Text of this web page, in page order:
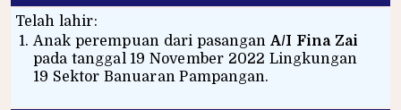
Telah lahir:
Anak perempuan dari pasangan A/I Fina Zai
pada tanggal 19 November 2022 Lingkungan
19 Sektor Banuaran Pampangan.